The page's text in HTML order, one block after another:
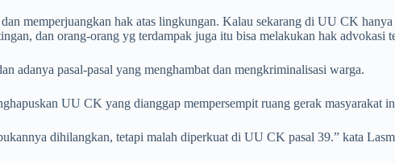
memperjuangkan hak atas lingkungan. Kalau sekarang di UU CK hanya
dan orang-orang yg terdampak juga itu bisa melakukan hak advokasi
adanya pasal-pasal yang menghambat dan mengkriminalisasi warga.
UU CK yang dianggap mempersempit ruang gerak masyarakat
dihilangkan, tetapi malah diperkuat di UU CK pasal 39.” kata